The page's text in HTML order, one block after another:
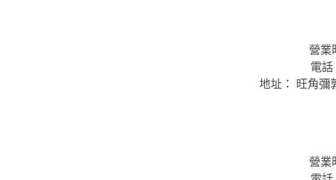
營業
電話
地址： 旺角彌
(
營業